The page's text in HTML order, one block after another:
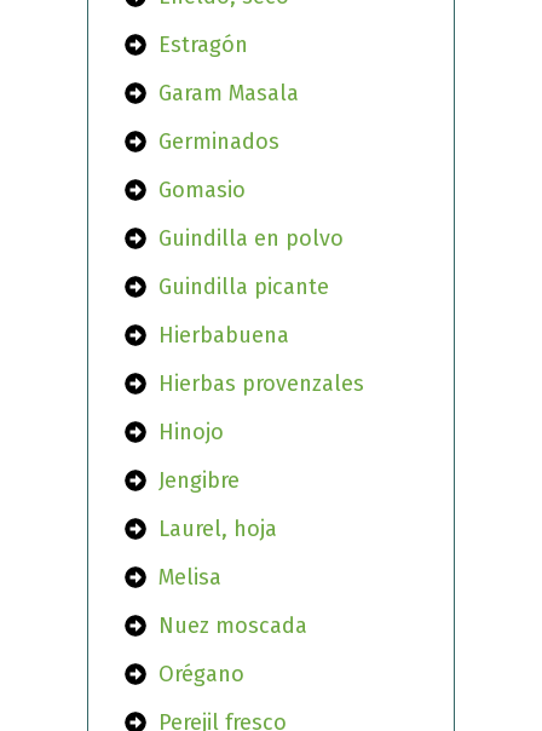
Estragón
Garam Masala
Germinados
Gomasio
Guindilla en polvo
Guindilla picante
Hierbabuena
Hierbas provenzales
Hinojo
Jengibre
Laurel, hoja
Melisa
Nuez moscada
Orégano
Perejil fresco